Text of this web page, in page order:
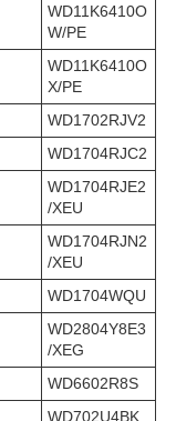
WD11K6410O
W/PE
WD11K6410O
X/PE
WD1702RJV2
WD1704RJC2
WD1704RJE2
/XEU
WD1704RJN2
/XEU
WD1704WQU
WD2804Y8E3
/XEG
WD6602R8S
WD702U4BK